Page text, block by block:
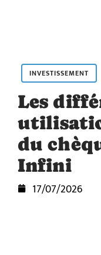
INVESTISSEMENT
Les
du
Infini
17/07/2026